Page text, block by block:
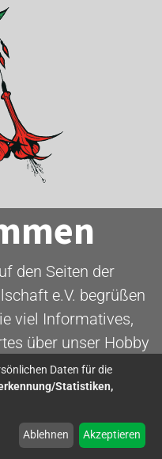
den Seiten der
e.V. begrüßen
viel Informatives,
über unser Hobby
Daten für die
Statistiken,
Ablehnen Akzeptieren